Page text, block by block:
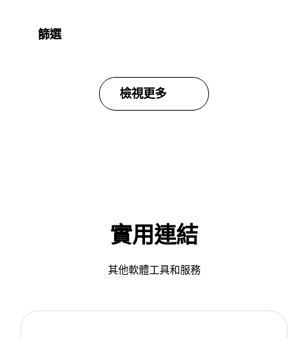
篩選
檢視更多
實用連結
其他軟體工具和服務